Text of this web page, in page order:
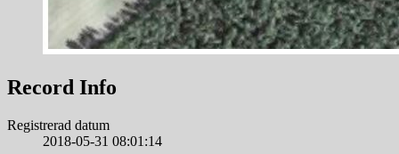
Record Info
Registrerad datum
2018-05-31 08:01:14